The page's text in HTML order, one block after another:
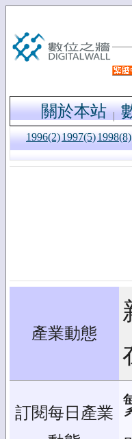
關於本站
1996(2)1997(5)1998(8)
產業動態
訂閱每日產業